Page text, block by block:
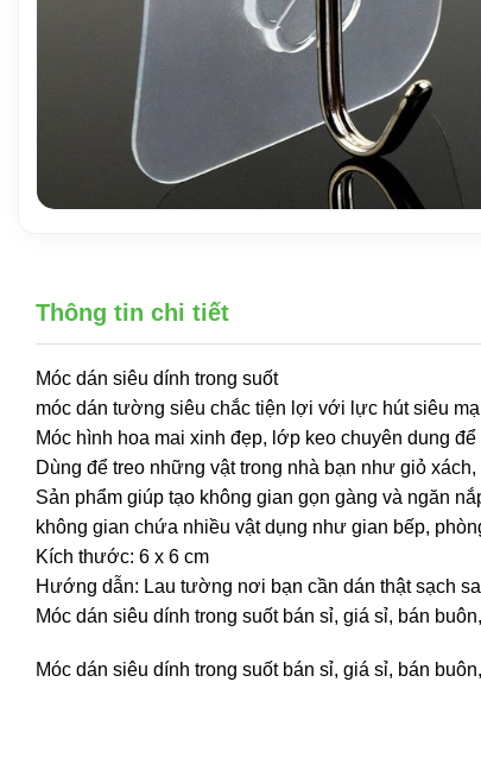
Thông tin chi tiết
Móc dán siêu dính trong suốt
móc dán tường siêu chắc tiện lợi với lực hút siêu
Móc hình hoa mai xinh đẹp, lớp keo chuyên dung
Dùng để treo những vật trong nhà bạn như giỏ
Sản phẩm giúp tạo không gian gọn gàng và ngăn
không gian chứa nhiều vật dụng như gian bếp,
Kích thước: 6 x 6 cm
Hướng dẫn: Lau tường nơi bạn cần dán thật sạch
Móc dán siêu dính trong suốt bán sỉ, giá sỉ, bán
Móc dán siêu dính trong suốt bán sỉ, giá sỉ, bán